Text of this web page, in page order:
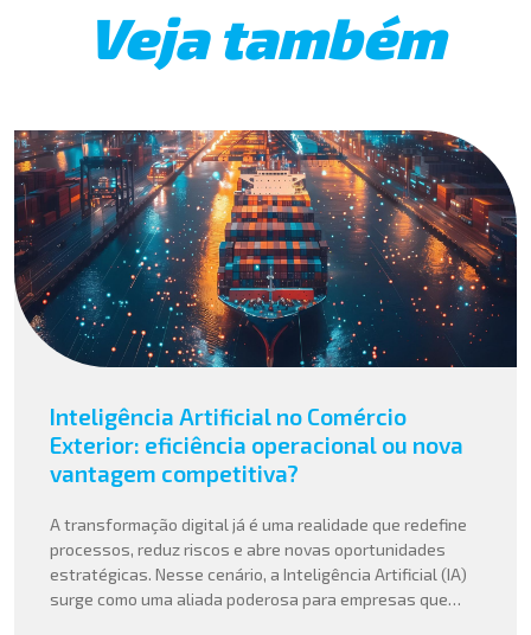
Veja também
Inteligência Artificial no Comércio
Exterior: eficiência operacional ou nova
vantagem competitiva?
A transformação digital já é uma realidade que redefine
processos, reduz riscos e abre novas oportunidades
estratégicas. Nesse cenário, a Inteligência Artificial (IA)
surge como uma aliada poderosa para empresas que